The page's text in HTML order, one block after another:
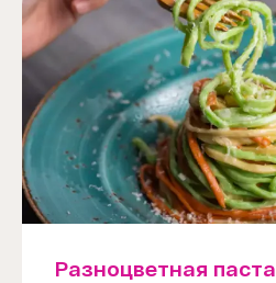
Разноцветная паста